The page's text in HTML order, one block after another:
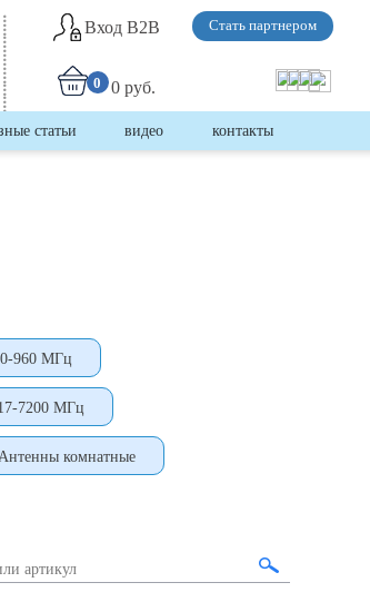
Вход B2B Стать партнером
0 0 руб.
статьи видео контакты
960 МГц
7200 МГц
комнатные